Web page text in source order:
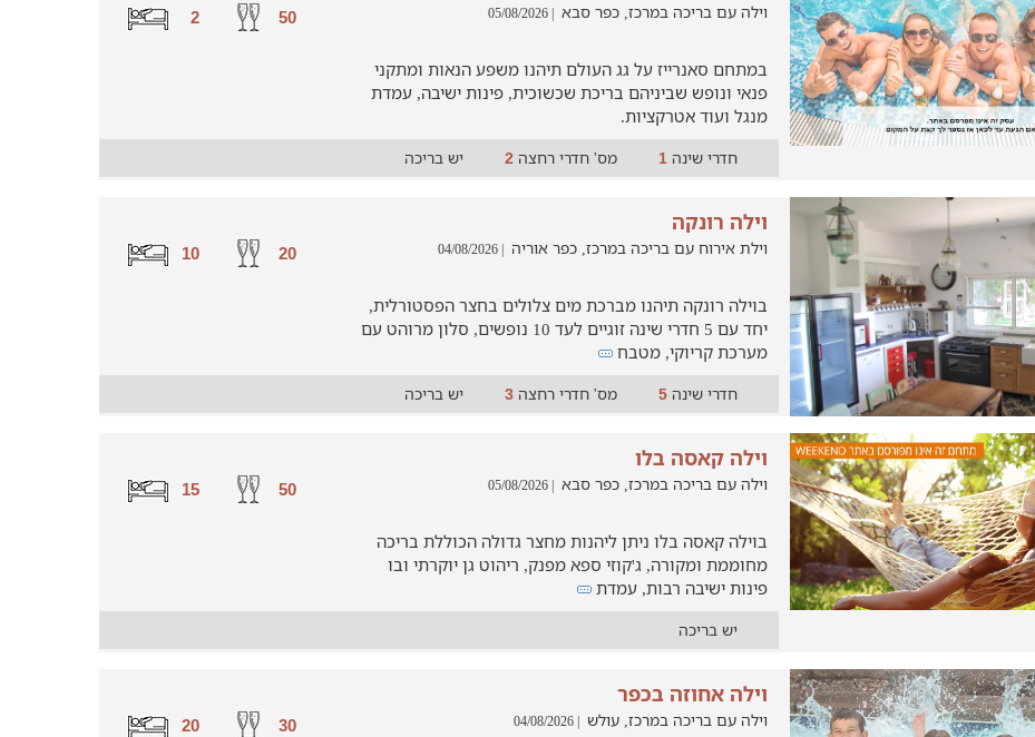
50
2 וילה עם בריכה במרכז, כפר סבא | 05/08/2026
במתחם סאנרייז על גג העולם תיהנו משפע הנאות ומתקני
פנאי ונופש שביניהם בריכת שכשוכית, פינות ישיבה, עמדת
מנגל ועוד אטרקציות.
חדרי שינה1 מס' חדרי רחצה2 יש בריכה
20
10
וילה רונקה
וילת אירוח עם בריכה במרכז, כפר אוריה | 04/08/2026
בוילה רונקה תיהנו מברכת מים צלולים בחצר הפסטורלית,
יחד עם 5 חדרי שינה זוגיים לעד 10 נופשים, סלון מרוהט עם
מערכת קריוקי, מטבח
חדרי שינה5 מס' חדרי רחצה3 יש בריכה
50
15
וילה קאסה בלו
וילה עם בריכה במרכז, כפר סבא | 05/08/2026
בוילה קאסה בלו ניתן ליהנות מחצר גדולה הכוללת בריכה
מחוממת ומקורה, ג'קוזי ספא מפנק, ריהוט גן יוקרתי ובו
פינות ישיבה רבות, עמדת
יש בריכה
30
20
וילה אחוזה בכפר
וילה עם בריכה במרכז, עולש | 04/08/2026